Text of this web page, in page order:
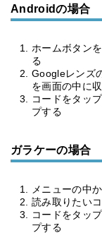
Androidの場合
ホームボタン
る
Googleレンズ
を画面の中に
コードをタッ
プする
ガラケーの場合
メニューの中
読み取りたい
コードをタッ
プする